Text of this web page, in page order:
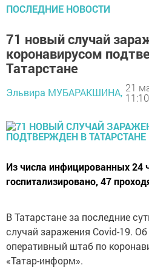
ПОСЛЕДНИЕ НОВОСТИ
71 новый случай
коронавирусом
Татарстане
Эльвира МУБАРАКШИНА, 21
11:10
Из числа инфицированных 24
госпитализировано, 47
В Татарстане за последние
случай заражения Covid-19.
оперативный штаб по
«Татар-информ».